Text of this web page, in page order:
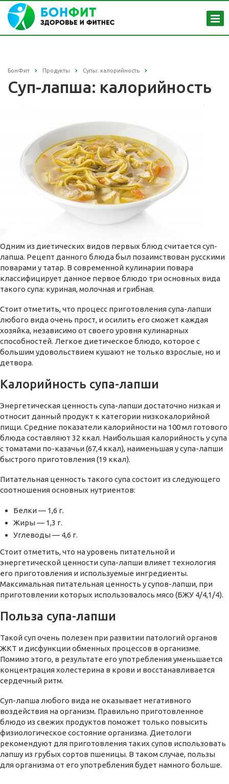
БонФит Продукты Супы: калорийность
Суп-лапша: калорийность
Одним из диетических видов первых блюд считается суп-
лапша. Рецепт данного блюда был позаимствован русскими
поварами у татар. В современной кулинарии повара
классифицирует данное первое блюдо три основных вида
такого супа: куриная, молочная и грибная.
Стоит отметить, что процесс приготовления супа-лапши
любого вида очень прост, и осилить его сможет каждая
хозяйка, независимо от своего уровня кулинарных
способностей. Легкое диетическое блюдо, которое с
большим удовольствием кушают не только взрослые, но и
детвора.
Калорийность супа-лапши
Энергетическая ценность супа-лапши достаточно низкая и
относит данный продукт к категории низкокалорийной
пищи. Средние показатели калорийности на 100 мл готового
блюда составляют 32 ккал. Наибольшая калорийность у супа
с томатами по-казачьи (67,4 ккал), наименьшая у супа-лапши
быстрого приготовления (19 ккал).
Питательная ценность такого супа состоит из следующего
соотношения основных нутриентов:
Белки — 1,6 г.
Жиры — 1,3 г.
Углеводы — 4,6 г.
Стоит отметить, что на уровень питательной и
энергетической ценности супа-лапши влияет технология
его приготовления и используемые ингредиенты.
Максимальная питательная ценность у супов-лапши, при
приготовлении которых использовалось мясо (БЖУ 4/4,1/4).
Польза супа-лапши
Такой суп очень полезен при развитии патологий органов
ЖКТ и дисфункции обменных процессов в организме.
Помимо этого, в результате его употребления уменьшается
концентрация холестерина в крови и восстанавливается
сердечный ритм.
Суп-лапша любого вида не оказывает негативного
воздействия на организм. Правильно приготовленное
блюдо из свежих продуктов поможет только повысить
физиологическое состояние организма. Диетологи
рекомендуют для приготовления таких супов использовать
лапшу из грубых сортов пшеницы. В таком случае, пользы
для организма от его употребления будет намного больше.